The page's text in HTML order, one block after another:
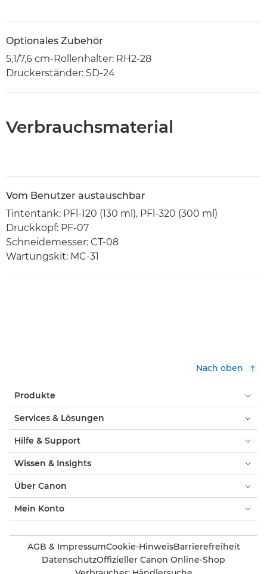
Optionales Zubehör
5,1/7,6 cm-Rollenhalter: RH2-28
Druckerständer: SD-24
Verbrauchsmaterial
Vom Benutzer austauschbar
Tintentank: PFl-120 (130 ml), PFl-320 (300 ml)
Druckkopf: PF-07
Schneidemesser: CT-08
Wartungskit: MC-31
Nach oben
Produkte
Services & Lösungen
Hilfe & Support
Wissen & Insights
Über Canon
Mein Konto
AGB & ImpressumCookie-HinweisBarrierefreiheit
DatenschutzOffizieller Canon Online-Shop